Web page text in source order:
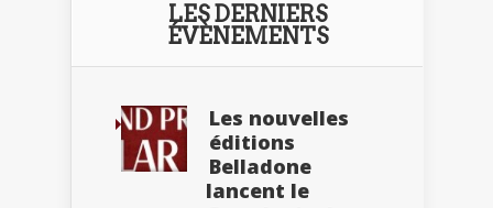
LES DERNIERS
ÉVÈNEMENTS
Les nouvelles
éditions
Belladone
lancent le